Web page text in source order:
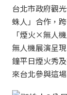
台北市政府觀
蛛人」合作，
「煙火×無人
無人機展演呈
鐘平日煙火秀
來台北參與這